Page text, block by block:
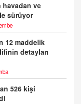
havadan ve
sürüyor
12 maddelik
detayları
526 kişi